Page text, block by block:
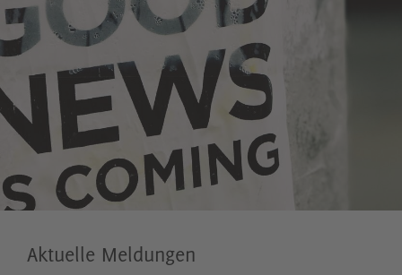
Aktuelle Meldungen